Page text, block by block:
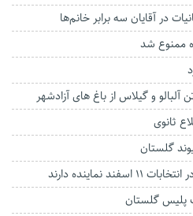
در آقایان سه برابر خانم‌ها
ممنوع شد
ثانوی
گلستان
نماینده دارند